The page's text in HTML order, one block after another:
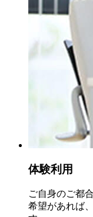
体験利用
ご自身のご都
希望があれば